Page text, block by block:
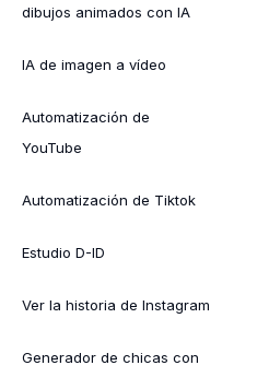
dibujos animados con IA
IA de imagen a vídeo
Automatización de
YouTube
Automatización de Tiktok
Estudio D-ID
Ver la historia de Instagram
Generador de chicas con